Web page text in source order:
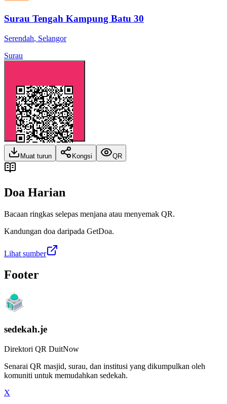
Surau Tengah Kampung Batu 30
Serendah, Selangor
Surau
Muat turun Kongsi QR
Doa Harian
Bacaan ringkas selepas menjana atau menyemak QR.
Kandungan doa daripada GetDoa.
Lihat sumber
Footer
sedekah.je
Direktori QR DuitNow
Senarai QR masjid, surau, dan institusi yang dikumpulkan oleh
komuniti untuk memudahkan sedekah.
X